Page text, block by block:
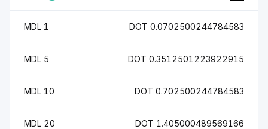
0.0702500244784583 DOT
1 MDL
0.3512501223922915 DOT
5 MDL
0.702500244784583 DOT
10 MDL
1.405000489569166 DOT
20 MDL